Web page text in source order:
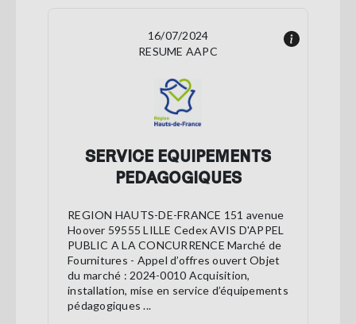
16/07/2024
RESUME AAPC
SERVICE EQUIPEMENTS
PEDAGOGIQUES
REGION HAUTS-DE-FRANCE 151 avenue
Hoover 59555 LILLE Cedex AVIS D'APPEL
PUBLIC A LA CONCURRENCE Marché de
Fournitures - Appel d’offres ouvert Objet
du marché : 2024-0010 Acquisition,
installation, mise en service d’équipements
pédagogiques ...